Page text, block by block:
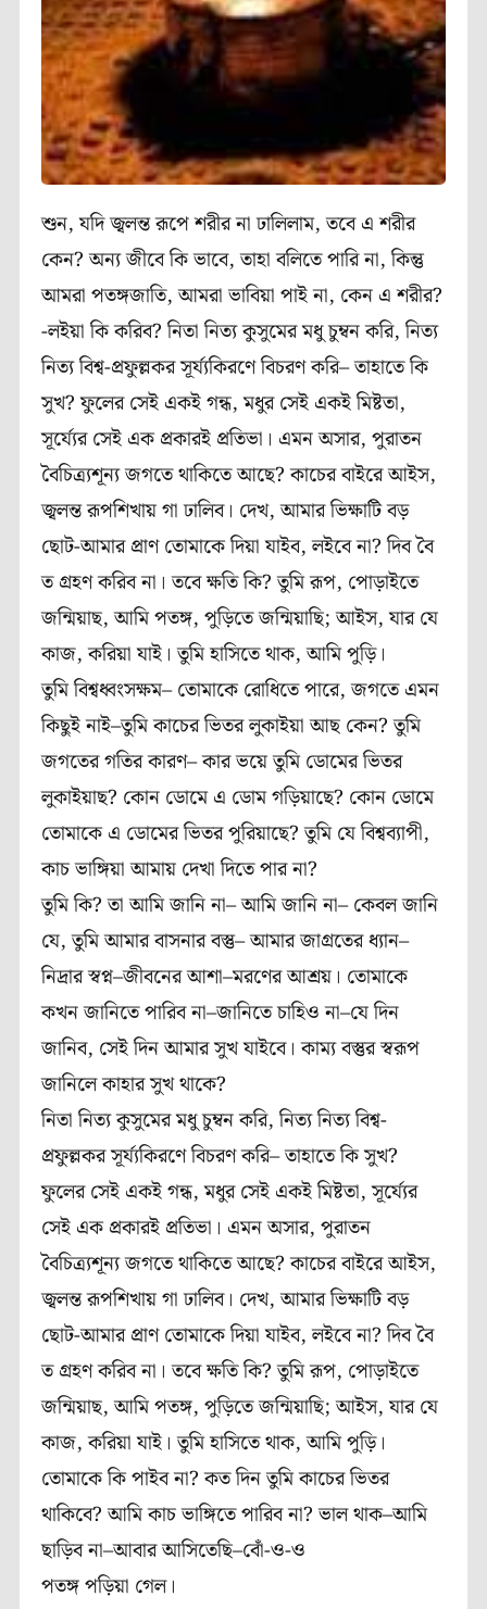
শুন, যদি জ্বলন্ত রূপে শরীর না ঢালিলাম, তবে এ শরীর
কেন? অন্য জীবে কি ভাবে, তাহা বলিতে পারি না, কিন্তু
আমরা পতঙ্গজাতি, আমরা ভাবিয়া পাই না, কেন এ শরীর?
-লইয়া কি করিব? নিতা নিত্য কুসুমের মধু চুম্বন করি, নিত্য
নিত্য বিশ্ব-প্রফুল্লকর সূর্য্যকিরণে বিচরণ করি– তাহাতে কি
সুখ? ফুলের সেই একই গন্ধ, মধুর সেই একই মিষ্টতা,
সূর্য্যের সেই এক প্রকারই প্রতিভা। এমন অসার, পুরাতন
বৈচিত্র্যশূন্য জগতে থাকিতে আছে? কাচের বাইরে আইস,
জ্বলন্ত রূপশিখায় গা ঢালিব। দেখ, আমার ভিক্ষাটি বড়
ছোট-আমার প্রাণ তোমাকে দিয়া যাইব, লইবে না? দিব বৈ
ত গ্রহণ করিব না। তবে ক্ষতি কি? তুমি রূপ, পোড়াইতে
জন্মিয়াছ, আমি পতঙ্গ, পুড়িতে জন্মিয়াছি; আইস, যার যে
কাজ, করিয়া যাই। তুমি হাসিতে থাক, আমি পুড়ি।
তুমি বিশ্বধ্বংসক্ষম– তোমাকে রোধিতে পারে, জগতে এমন
কিছুই নাই–তুমি কাচের ভিতর লুকাইয়া আছ কেন? তুমি
জগতের গতির কারণ– কার ভয়ে তুমি ডোমের ভিতর
লুকাইয়াছ? কোন ডোমে এ ডোম গড়িয়াছে? কোন ডোমে
তোমাকে এ ডোমের ভিতর পুরিয়াছে? তুমি যে বিশ্বব্যাপী,
কাচ ভাঙ্গিয়া আমায় দেখা দিতে পার না?
তুমি কি? তা আমি জানি না– আমি জানি না– কেবল জানি
যে, তুমি আমার বাসনার বস্তু– আমার জাগ্রতের ধ্যান–
নিদ্রার স্বপ্ন–জীবনের আশা–মরণের আশ্রয়। তোমাকে
কখন জানিতে পারিব না–জানিতে চাহিও না–যে দিন
জানিব, সেই দিন আমার সুখ যাইবে। কাম্য বস্তুর স্বরূপ
জানিলে কাহার সুখ থাকে?
নিতা নিত্য কুসুমের মধু চুম্বন করি, নিত্য নিত্য বিশ্ব-
প্রফুল্লকর সূর্য্যকিরণে বিচরণ করি– তাহাতে কি সুখ?
ফুলের সেই একই গন্ধ, মধুর সেই একই মিষ্টতা, সূর্য্যের
সেই এক প্রকারই প্রতিভা। এমন অসার, পুরাতন
বৈচিত্র্যশূন্য জগতে থাকিতে আছে? কাচের বাইরে আইস,
জ্বলন্ত রূপশিখায় গা ঢালিব। দেখ, আমার ভিক্ষাটি বড়
ছোট-আমার প্রাণ তোমাকে দিয়া যাইব, লইবে না? দিব বৈ
ত গ্রহণ করিব না। তবে ক্ষতি কি? তুমি রূপ, পোড়াইতে
জন্মিয়াছ, আমি পতঙ্গ, পুড়িতে জন্মিয়াছি; আইস, যার যে
কাজ, করিয়া যাই। তুমি হাসিতে থাক, আমি পুড়ি।
তোমাকে কি পাইব না? কত দিন তুমি কাচের ভিতর
থাকিবে? আমি কাচ ভাঙ্গিতে পারিব না? ভাল থাক–আমি
ছাড়িব না–আবার আসিতেছি–বোঁ-ও-ও
পতঙ্গ পড়িয়া গেল।